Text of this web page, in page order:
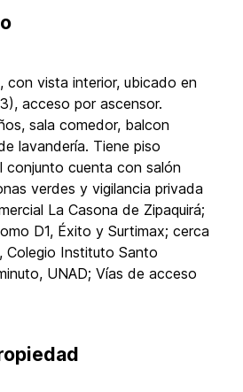
vista interior, ubicado en
acceso por ascensor.
sala comedor, balcon
lavandería. Tiene piso
conjunto cuenta con salón
verdes y vigilancia privada
La Casona de Zipaquirá;
D1, Éxito y Surtimax; cerca
Colegio Instituto Santo
UNAD; Vías de acceso